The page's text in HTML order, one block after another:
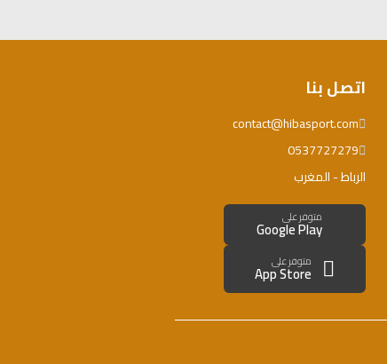
اتصل بنا
contact@hibasport.com
0537727279
الرباط - المغرب
متوفر على
Google Play
متوفر على
App Store